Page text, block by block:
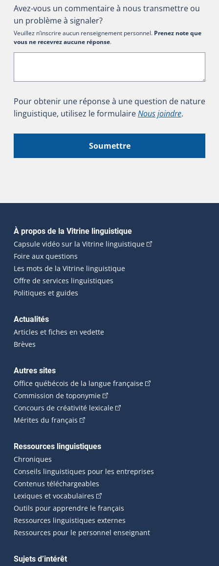
Avez-vous un commentaire à nous transmettre ou
un problème à signaler?
Veuillez n’inscrire aucun renseignement personnel. Prenez note que
vous ne recevrez aucune réponse.
Pour obtenir une réponse à une question de nature
linguistique, utilisez le formulaireNous joindre.
Soumettre
Navigation principale
À propos de la Vitrine linguistique
Capsule vidéo sur la Vitrine linguistique(Cet hyperlien
Foire aux questions
Les mots de la Vitrine linguistique
Offre de services linguistiques
Politiques et guides
Actualités
Articles et fiches en vedette
Brèves
Autres sites
Office québécois de la langue française(Cet hyperlien
Commission de toponymie(Cet hyperlien externe s'ouvrira
Concours de créativité lexicale(Cet hyperlien externe
Mérites du français (Cet hyperlien externe s'ouvrira dans une
Ressources linguistiques
Chroniques
Conseils linguistiques pour les entreprises
Contenus téléchargeables
Lexiques et vocabulaires (Cet hyperlien externe s'ouvrira
Outils pour apprendre le français
Ressources linguistiques externes
Ressources pour le personnel enseignant
Sujets d’intérêt